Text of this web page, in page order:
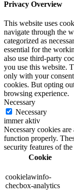
Privacy Overview
This website uses
navigate through the
categorized as
essential for the
also use third-party
you use this website.
only with your
cookies. But opting
browsing experience.
Necessary
Necessary
immer aktiv
Necessary cookies
function properly.
security features of
Cookie
cookielawinfo-
checbox-analytics